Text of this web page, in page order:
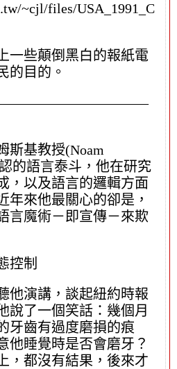
~cjl/files/USA_1991_C
一些顛倒黑白的報紙電
的目的。
斯基教授(Noam
的語言泰斗，他在研究
，以及語言的邏輯方面
年來他最關心的卻是，
言魔術－即宣傳－來欺
控制
他演講，談起紐約時報
說了一個笑話：幾個月
牙齒有過度磨損的痕
他睡覺時是否會磨牙？
，都沒有結果，後來才